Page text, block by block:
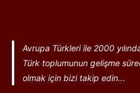
Avrupa Türkleri ile 2000
Türk toplumunun gelişme
olmak için bizi takip edin...